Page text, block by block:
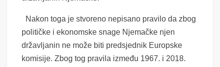
Nakon toga je stvoreno nepisano pravilo da zbog
političke i ekonomske snage Njemačke njen
državljanin ne može biti predsjednik Europske
komisije. Zbog tog pravila između 1967. i 2018.